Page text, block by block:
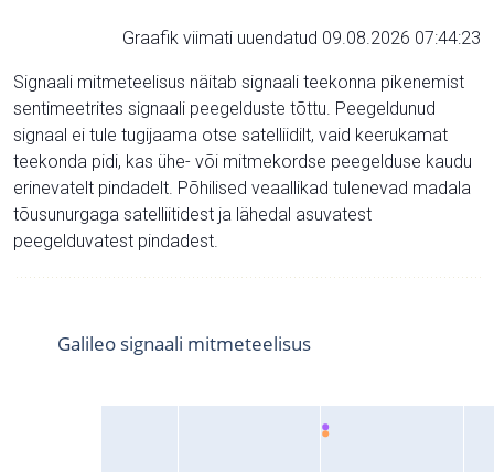
Graafik viimati uuendatud 09.08.2026 07:44:23
Signaali mitmeteelisus näitab signaali teekonna pikenemist
sentimeetrites signaali peegelduste tõttu. Peegeldunud
signaal ei tule tugijaama otse satelliidilt, vaid keerukamat
teekonda pidi, kas ühe- või mitmekordse peegelduse kaudu
erinevatelt pindadelt. Põhilised veaallikad tulenevad madala
tõusunurgaga satelliitidest ja lähedal asuvatest
peegelduvatest pindadest.
Galileo signaali mitmeteelisus